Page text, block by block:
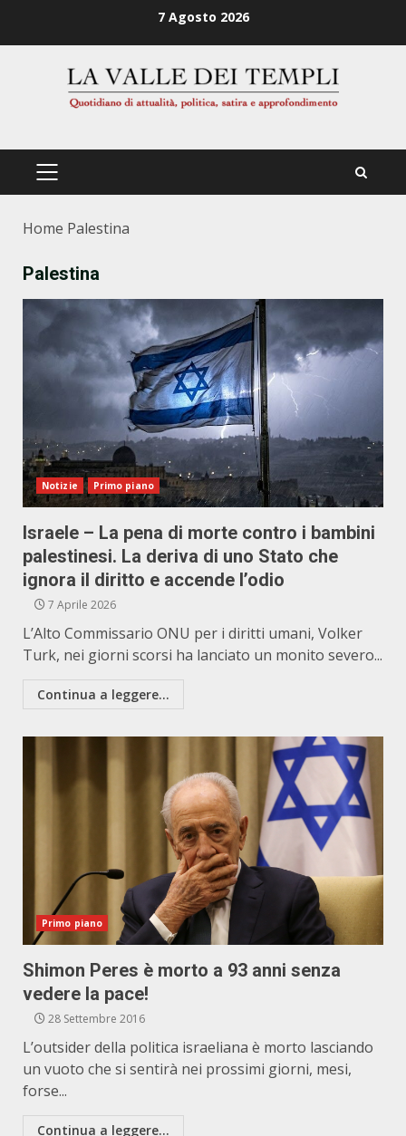
7 Agosto 2026
PRIMÄRES
Home Palestina
Palestina
Notizie Primo piano
Israele – La pena di morte contro i bambini
palestinesi. La deriva di uno Stato che
ignora il diritto e accende l’odio
7 Aprile 2026
L’Alto Commissario ONU per i diritti umani, Volker
Turk, nei giorni scorsi ha lanciato un monito severo...
Continua a leggere...
Primo piano
Shimon Peres è morto a 93 anni senza
vedere la pace!
28 Settembre 2016
L’outsider della politica israeliana è morto lasciando
un vuoto che si sentirà nei prossimi giorni, mesi,
forse...
Continua a leggere...